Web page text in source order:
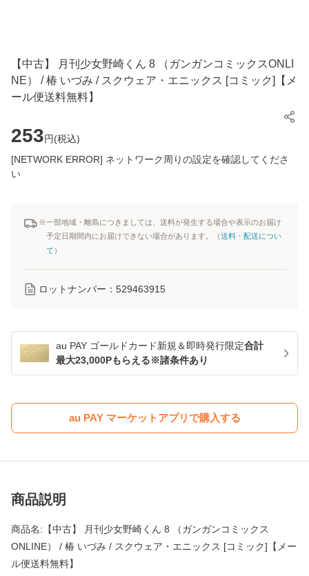
【中古】 月刊少女野崎くん 8 （ガンガンコミックスONLI
NE） / 椿 いづみ / スクウェア・エニックス [コミック]【メ
ール便送料無料】
253円(税込)
[NETWORK ERROR] ネットワーク周りの設定を確認してくださ
い
※一部地域・離島につきましては、送料が発生する場合や表示のお届け
予定日期間内にお届けできない場合があります。（送料・配送につい
て ）
ロットナンバー： 529463915
au PAY ゴールドカード新規＆即時発行限定合計
最大23,000Pもらえる※諸条件あり
au PAY マーケットアプリで購入する
商品説明
商品名:【中古】 月刊少女野崎くん 8 （ガンガンコミックス
ONLINE） / 椿 いづみ / スクウェア・エニックス [コミック]【メー
ル便送料無料】